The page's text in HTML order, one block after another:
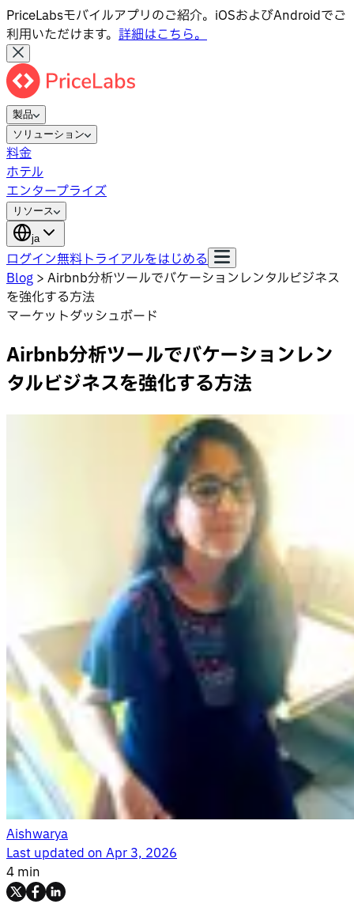
PriceLabsモバイルアプリのご紹介。iOSおよびAndroidでご
利用いただけます。 詳細はこちら。
製品
ソリューション
料金
ホテル
エンタープライズ
リソース
ja
ログイン無料トライアルをはじめる
Blog > Airbnb分析ツールでバケーションレンタルビジネス
を強化する方法
マーケットダッシュボード
Airbnb分析ツールでバケーションレン
タルビジネスを強化する方法
Aishwarya
Last updated onApr 3, 2026
4 min